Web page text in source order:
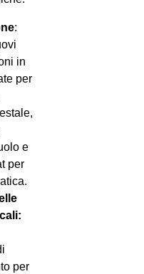
:
in
per
e
per
per